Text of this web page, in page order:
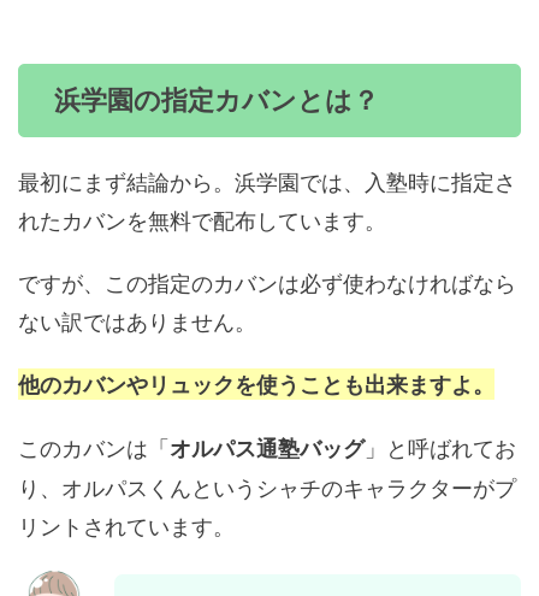
浜学園の指定カバンとは？
最初にまず結論から。浜学園では、入塾時に指定さ
れたカバンを無料で配布しています。
ですが、この指定のカバンは必ず使わなければなら
ない訳ではありません。
他のカバンやリュックを使うことも出来ますよ。
このカバンは「オルパス通塾バッグ」と呼ばれてお
り、オルパスくんというシャチのキャラクターがプ
リントされています。